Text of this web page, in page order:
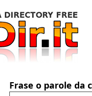
Frase o parole da